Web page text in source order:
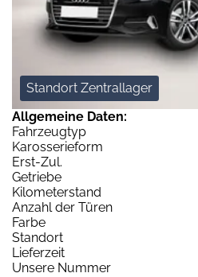
Standort Zentrallager
Allgemeine Daten:
Fahrzeugtyp
Karosserieform
Erst-Zul.
Getriebe
Kilometerstand
Anzahl der Türen
Farbe
Standort
Lieferzeit
Unsere Nummer